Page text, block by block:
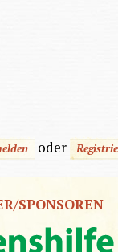
oder
SPONSOREN